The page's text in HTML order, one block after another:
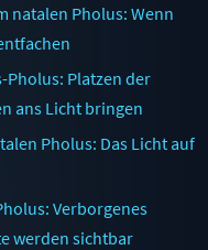
natalen Pholus: Wenn
Pholus: Platzen der
ans Licht bringen
Pholus: Das Licht auf
Verborgenes
werden sichtbar